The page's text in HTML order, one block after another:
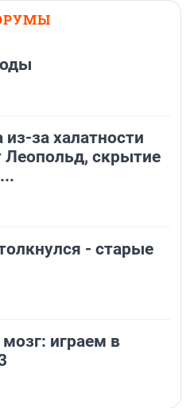
из-за халатности
Леопольд, скрытиe
- старые
играем в